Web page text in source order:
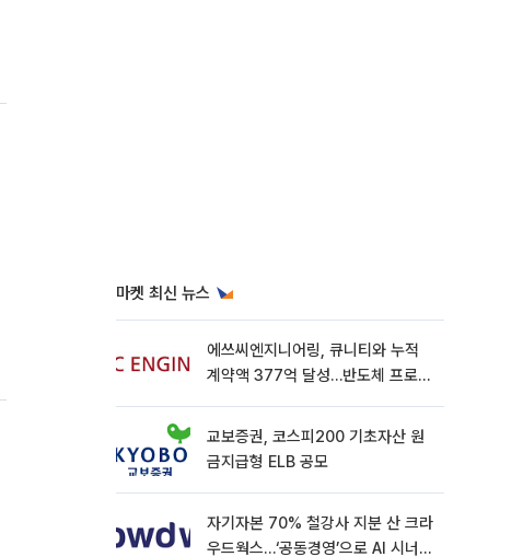
마켓 최신 뉴스
에쓰씨엔지니어링, 큐니티와 누적
계약액 377억 달성…반도체 프로젝
교보증권, 코스피200 기초자산 원
금지급형 ELB 공모
자기자본 70% 철강사 지분 산 크라
우드웍스…‘공동경영’으로 AI 시너지